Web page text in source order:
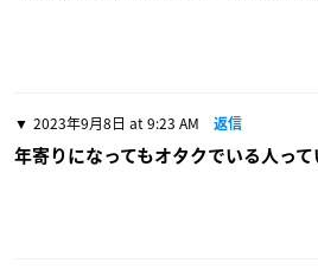
2023年9月8日 at 9:23 AM 返信
年寄りになってもオタクでいる人って